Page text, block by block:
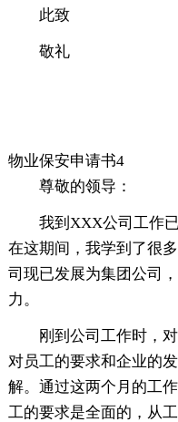
此致
敬礼
物业保安申请书4
尊敬的领导：
我到XXX公司工作
在这期间，我学到了很
司现已发展为集团公司
力。
刚到公司工作时，
对员工的要求和企业的
解。通过这两个月的工
工的要求是全面的，从